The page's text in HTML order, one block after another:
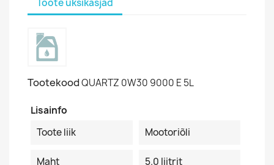
TootekoodQUARTZ 0W30 9000 E 5L
Lisainfo
Toote liik
Mootoriõli
Maht 5.0 Iiitrit